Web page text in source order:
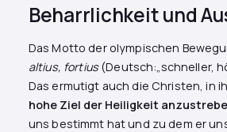
Beharrlichkeit und
Das Motto der olympischen
altius, fortius(Deutsch:„schneller,
Das ermutigt auch die Christen, in
hohe Ziel der Heiligkeit
uns bestimmt hat und zu dem er